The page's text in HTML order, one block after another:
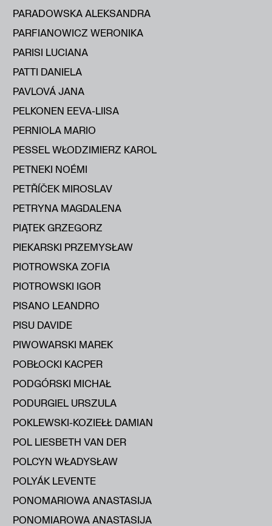
PARADOWSKA ALEKSANDRA
PARFIANOWICZ WERONIKA
PARISI LUCIANA
PATTI DANIELA
PAVLOVÁ JANA
PELKONEN EEVA-LIISA
PERNIOLA MARIO
PESSEL WŁODZIMIERZ KAROL
PETNEKI NOÉMI
PETŘÍČEK MIROSLAV
PETRYNA MAGDALENA
PIĄTEK GRZEGORZ
PIEKARSKI PRZEMYSŁAW
PIOTROWSKA ZOFIA
PIOTROWSKI IGOR
PISANO LEANDRO
PISU DAVIDE
PIWOWARSKI MAREK
POBŁOCKI KACPER
PODGÓRSKI MICHAŁ
PODURGIEL URSZULA
POKLEWSKI-KOZIEŁŁ DAMIAN
POL LIESBETH VAN DER
POLCYN WŁADYSŁAW
POLYÁK LEVENTE
PONOMARIOWA ANASTASIJA
PONOMIAROWA ANASTASIJA